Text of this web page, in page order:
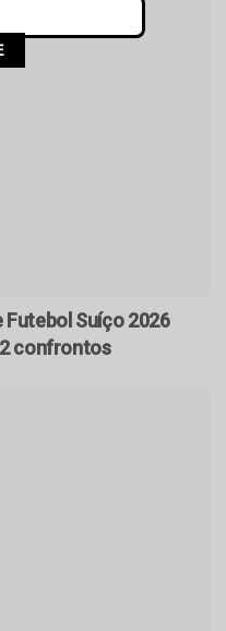
Suíço 2026
confrontos